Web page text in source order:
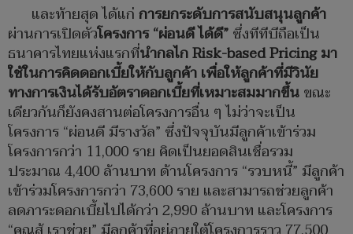
และท้ายสุด ได้แก่การยกระดับการสนับสนุนลูกค้า
ผ่านการเปิดตัวโครงการ“ผ่อนดี ได้ดี”ซึ่งทีทีบีถือเป็น
ธนาคารไทยแห่งแรกที่นำกลไกRisk-based Pricing มา
ใช้ในการคิดดอกเบี้ยให้กับลูกค้าเพื่อให้ลูกค้าที่มีวินัย
ทางการเงินได้รับอัตราดอกเบี้ยที่เหมาะสมมากขึ้นขณะ
เดียวกันก็ยังคงสานต่อโครงการอื่น ๆ ไม่ว่าจะเป็น
โครงการ “ผ่อนดี มีรางวัล” ซึ่งปัจจุบันมีลูกค้าเข้าร่วม
โครงการกว่า 11,000 ราย คิดเป็นยอดสินเชื่อรวม
ประมาณ 4,400 ล้านบาท ด้านโครงการ “รวบหนี้” มีลูกค้า
เข้าร่วมโครงการกว่า 73,600ราย และสามารถช่วยลูกค้า
ลดภาระดอกเบี้ยไปได้กว่า 2,990 ล้านบาท และโครงการ